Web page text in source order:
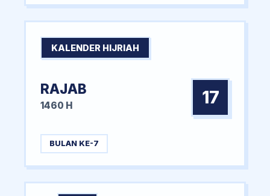
KALENDER HIJRIAH
RAJAB
1460 H 17
BULAN KE-7